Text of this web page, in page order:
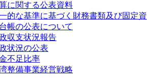
に関する公表資料
的な基準に基づく財務書類及び固定資
帳の公表について
収支状況報告
状況の公表
不足比率
整備事業経営戦略